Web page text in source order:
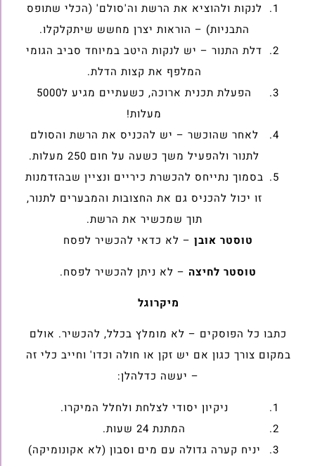
לנקות ולהוציא את הרשת וה'סולם' (הכלי שתופס
התבניות) – הוראות יצרן מחשש שיתקלקלו.
דלת התנור – יש לנקות היטב במיוחד סביב הגומי
המלפף את קצות הדלת.
הפעלת תכנית ארוכה, כשעתיים מגיע ל5000
מעלות!
לאחר שהוכשר – יש להכניס את הרשת והסולם
לתנור ולהפעיל משך כשעה על חום 250 מעלות.
בסמוך נתייחס להכשרת כיריים ונציין שבהזדמנות
זו יכול להכניס גם את החצובות והמבערים לתנור,
תוך שמכשיר את הרשת.
טוסטר אובן – לא כדאי להכשיר לפסח
טוסטר לחיצה – לא ניתן להכשיר לפסח.
מיקרוגל
כתבו כל הפוסקים – לא מומלץ בכלל, להכשיר. אולם
במקום צורך כגון אם יש זקן או חולה וכדו' וחייב כלי זה
– יעשה כדלהלן:
ניקיון יסודי לצלחת ולחלל המיקרו.
המתנת 24 שעות.
יניח קערה גדולה עם מים וסבון (לא אקונומיקה)